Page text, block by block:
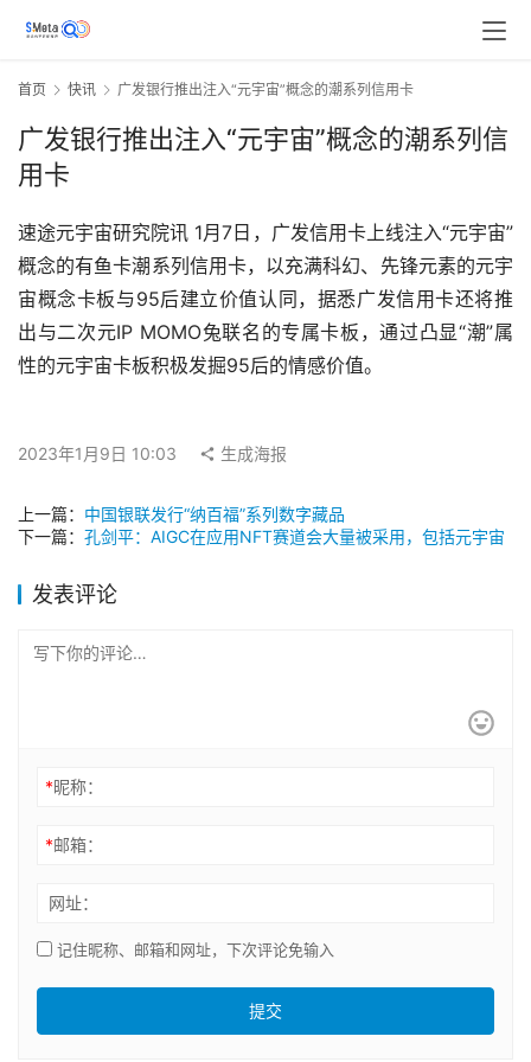
首页 快讯 广发银行推出注入“元宇宙”概念的潮系列信用卡
广发银行推出注入“元宇宙”概念的潮系列信
用卡
速途元宇宙研究院讯 1月7日，广发信用卡上线注入“元宇宙”
概念的有鱼卡潮系列信用卡，以充满科幻、先锋元素的元宇
宙概念卡板与95后建立价值认同，据悉广发信用卡还将推
出与二次元IP MOMO兔联名的专属卡板，通过凸显“潮”属
性的元宇宙卡板积极发掘95后的情感价值。
2023年1月9日 10:03 生成海报
上一篇： 中国银联发行“纳百福”系列数字藏品
下一篇： 孔剑平：AIGC在应用NFT赛道会大量被采用，包括元宇宙
发表评论
*昵称：
*邮箱：
网址：
记住昵称、邮箱和网址，下次评论免输入
提交